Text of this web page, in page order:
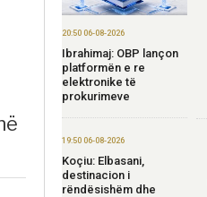
20:50 06-08-2026
Ibrahimaj: OBP lançon
platformën e re
elektronike të
prokurimeve
19:50 06-08-2026
Koçiu: Elbasani,
destinacion i
rëndësishëm dhe